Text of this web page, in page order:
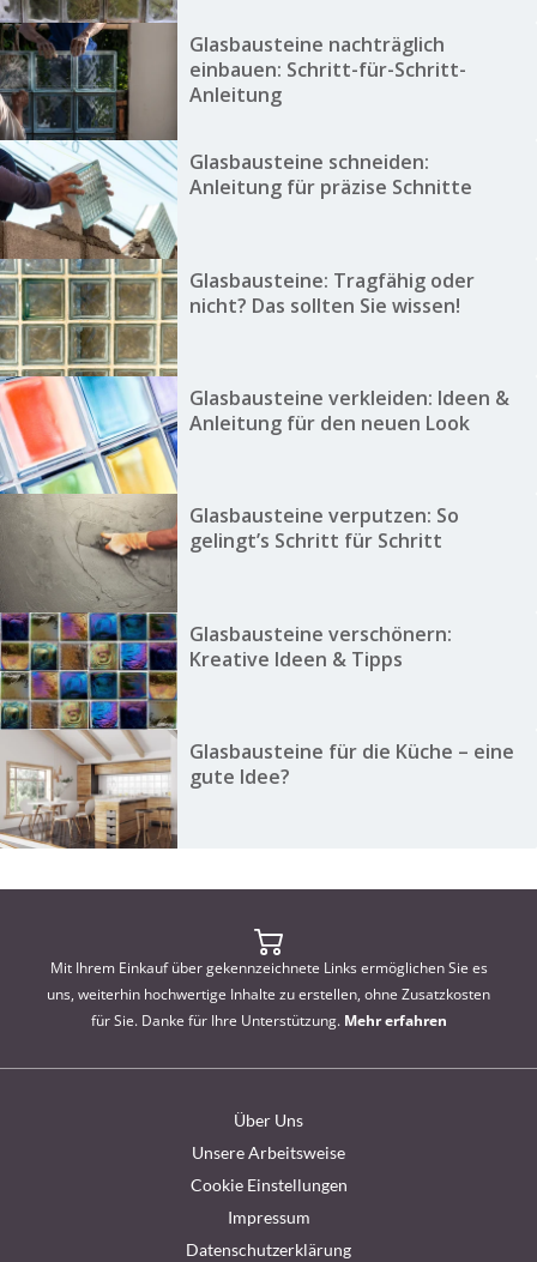
Glasbausteine nachträglich
einbauen: Schritt-für-Schritt-
Anleitung
Glasbausteine schneiden:
Anleitung für präzise Schnitte
Glasbausteine: Tragfähig oder
nicht? Das sollten Sie wissen!
Glasbausteine verkleiden: Ideen &
Anleitung für den neuen Look
Glasbausteine verputzen: So
gelingt’s Schritt für Schritt
Glasbausteine verschönern:
Kreative Ideen & Tipps
Glasbausteine für die Küche – eine
gute Idee?
Mit Ihrem Einkauf über gekennzeichnete Links ermöglichen Sie es
uns, weiterhin hochwertige Inhalte zu erstellen, ohne Zusatzkosten
für Sie. Danke für Ihre Unterstützung. Mehr erfahren
Über Uns
Unsere Arbeitsweise
Cookie Einstellungen
Impressum
Datenschutzerklärung